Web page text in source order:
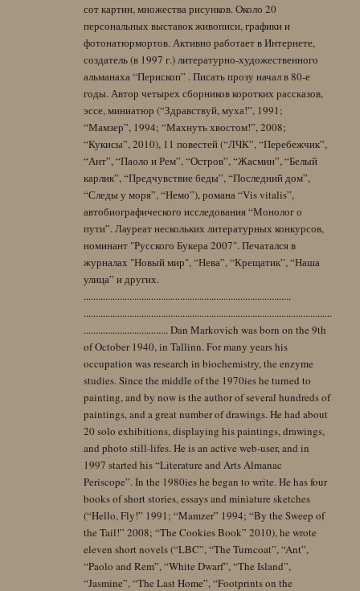
сот картин, множества рисунков. Около 20
персональных выставок живописи, графики и
фотонатюрмортов. Активно работает в Интернете,
создатель (в 1997 г.) литературно-художественного
альманаха “Перископ” . Писать прозу начал в 80-е
годы. Автор четырех сборников коротких рассказов,
эссе, миниатюр (“Здравствуй, муха!”, 1991;
“Мамзер”, 1994; “Махнуть хвостом!”, 2008;
“Кукисы”, 2010), 11 повестей (“ЛЧК”, “Перебежчик”,
“Ант”, “Паоло и Рем”, “Остров”, “Жасмин”, “Белый
карлик”, “Предчувствие беды”, “Последний дом”,
“Следы у моря”, “Немо”), романа “Vis vitalis”,
автобиографического исследования “Монолог о
пути”. Лауреат нескольких литературных конкурсов,
номинант "Русского Букера 2007". Печатался в
журналах "Новый мир", “Нева”, “Крещатик”, “Наша
улица” и других.
......................................................................................
.......................................................................................................
................................... Dan Markovich was born on the 9th
of October 1940, in Tallinn. For many years his
occupation was research in biochemistry, the enzyme
studies. Since the middle of the 1970ies he turned to
painting, and by now is the author of several hundreds of
paintings, and a great number of drawings. He had about
20 solo exhibitions, displaying his paintings, drawings,
and photo still-lifes. He is an active web-user, and in
1997 started his “Literature and Arts Almanac
Periscope”. In the 1980ies he began to write. He has four
books of short stories, essays and miniature sketches
(“Hello, Fly!” 1991; “Mamzer” 1994; “By the Sweep of
the Tail!” 2008; “The Cookies Book” 2010), he wrote
eleven short novels (“LBC”, “The Turncoat”, “Ant”,
“Paolo and Rem”, “White Dwarf”, “The Island”,
“Jasmine”, “The Last Home”, “Footprints on the